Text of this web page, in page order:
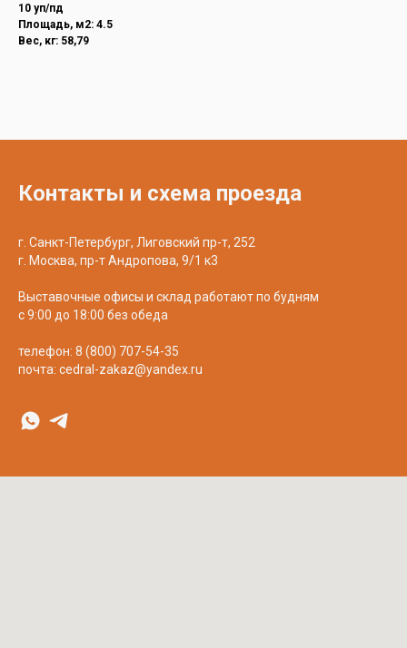
10 уп/пд
Площадь, м2: 4.5
Вес, кг: 58,79
Контакты и схема проезда
г. Санкт-Петербург, Лиговский пр-т, 252
г. Москва, пр-т Андропова, 9/1 к3
Выставочные офисы и склад работают по будням
с 9:00 до 18:00 без обеда
телефон: 8 (800) 707-54-35
почта: cedral-zakaz@yandex.ru